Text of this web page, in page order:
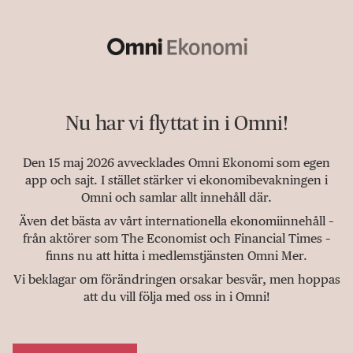
Nu har vi flyttat in i Omni!
Den 15 maj 2026 avvecklades Omni Ekonomi som egen
app och sajt. I stället stärker vi ekonomibevakningen i
Omni och samlar allt innehåll där.
Även det bästa av vårt internationella ekonomiinnehåll –
från aktörer som The Economist och Financial Times –
finns nu att hitta i medlemstjänsten Omni Mer.
Vi beklagar om förändringen orsakar besvär, men hoppas
att du vill följa med oss in i Omni!